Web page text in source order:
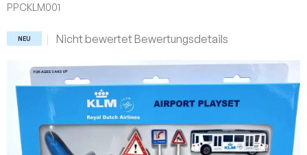
PPCKLM001
NEU
Die
Produktbewertung
ist
von
5
Sternen.
Nicht bewertet Bewertungsdetails